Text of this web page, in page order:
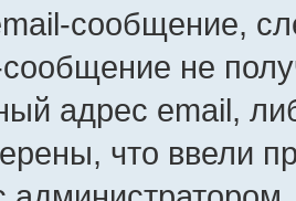
сообщение,
не
адрес email,
что ввели